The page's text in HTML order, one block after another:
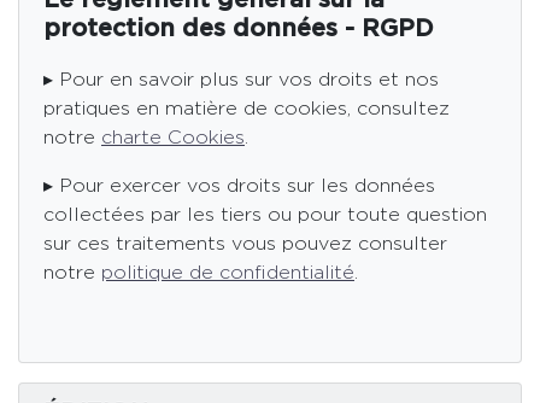
protection des données - RGPD
▸ Pour en savoir plus sur vos droits et nos
pratiques en matière de cookies, consultez
notre charte Cookies
▸ Pour exercer vos droits sur les données
collectées par les tiers ou pour toute question
sur ces traitements vous pouvez consulter
notre politique de confidentialité